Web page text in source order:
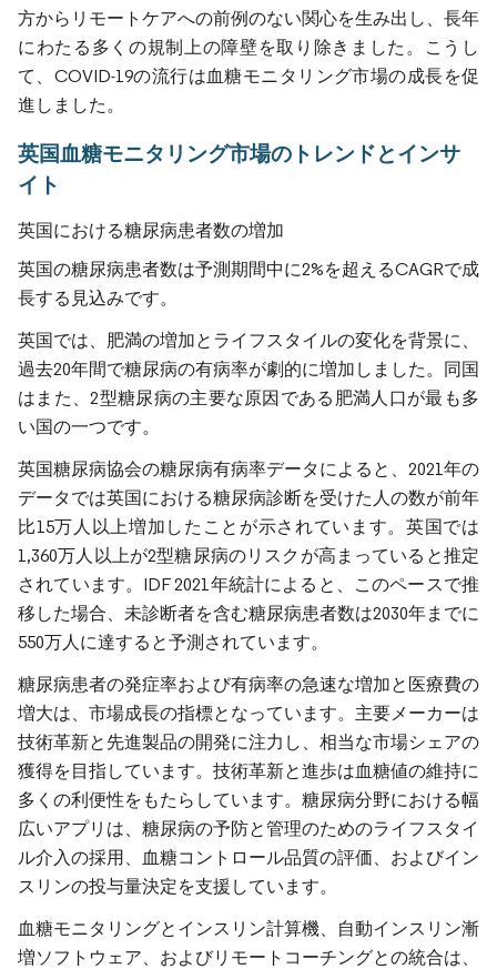
方からリモートケアへの前例のない関心を生み出し、長年
にわたる多くの規制上の障壁を取り除きました。こうし
て、COVID-19の流行は血糖モニタリング市場の成長を促
進しました。
英国血糖モニタリング市場のトレンドとインサ
イト
英国における糖尿病患者数の増加
英国の糖尿病患者数は予測期間中に2%を超えるCAGRで成
長する見込みです。
英国では、肥満の増加とライフスタイルの変化を背景に、
過去20年間で糖尿病の有病率が劇的に増加しました。同国
はまた、2型糖尿病の主要な原因である肥満人口が最も多
い国の一つです。
英国糖尿病協会の糖尿病有病率データによると、2021年の
データでは英国における糖尿病診断を受けた人の数が前年
比15万人以上増加したことが示されています。英国では
1,360万人以上が2型糖尿病のリスクが高まっていると推定
されています。IDF 2021年統計によると、このペースで推
移した場合、未診断者を含む糖尿病患者数は2030年までに
550万人に達すると予測されています。
糖尿病患者の発症率および有病率の急速な増加と医療費の
増大は、市場成長の指標となっています。主要メーカーは
技術革新と先進製品の開発に注力し、相当な市場シェアの
獲得を目指しています。技術革新と進歩は血糖値の維持に
多くの利便性をもたらしています。糖尿病分野における幅
広いアプリは、糖尿病の予防と管理のためのライフスタイ
ル介入の採用、血糖コントロール品質の評価、およびイン
スリンの投与量決定を支援しています。
血糖モニタリングとインスリン計算機、自動インスリン漸
増ソフトウェア、およびリモートコーチングとの統合は、